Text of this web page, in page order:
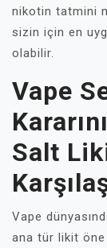
nikotin tatmini
sizin için en
olabilir.
Vape
Salt
Vape
ana tür likit öne